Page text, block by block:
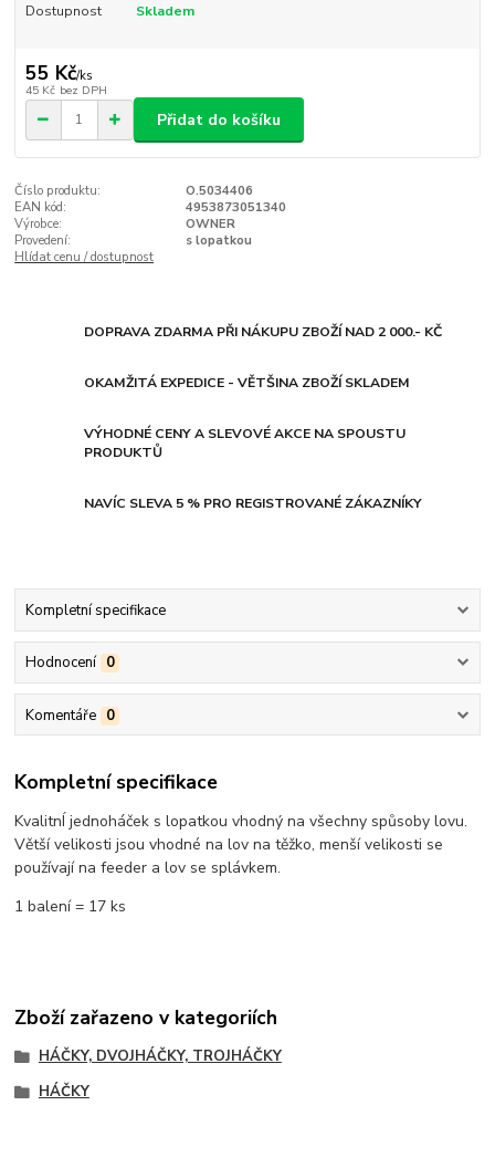
Dostupnost Skladem
55 Kč/ks
45 Kč bez DPH
Přidat do košíku
Číslo produktu:
O.5034406
EAN kód:
4953873051340
Výrobce:
OWNER
Provedení:
s lopatkou
Hlídat cenu / dostupnost
DOPRAVA ZDARMA PŘI NÁKUPU ZBOŽÍ NAD 2 000.- KČ
OKAMŽITÁ EXPEDICE - VĚTŠINA ZBOŽÍ SKLADEM
VÝHODNÉ CENY A SLEVOVÉ AKCE NA SPOUSTU
PRODUKTŮ
NAVÍC SLEVA 5 % PRO REGISTROVANÉ ZÁKAZNÍKY
Kompletní specifikace
Hodnocení 0
Komentáře 0
Kompletní specifikace
KvalitnÍ jednoháček s lopatkou vhodný na všechny spůsoby lovu.
Větší velikosti jsou vhodné na lov na těžko, menší velikosti se
používají na feeder a lov se splávkem.
1 balení = 17 ks
Zboží zařazeno v kategoriích
HÁČKY, DVOJHÁČKY, TROJHÁČKY
HÁČKY